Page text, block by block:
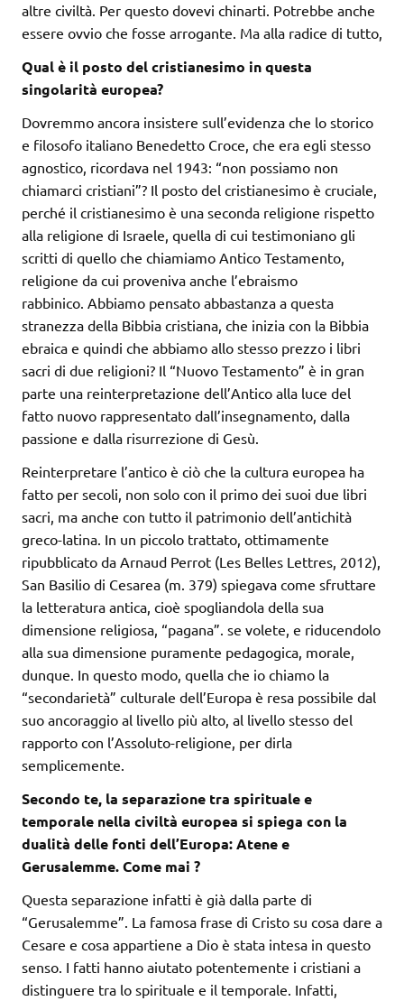
altre civiltà. Per questo dovevi chinarti. Potrebbe anche
essere ovvio che fosse arrogante. Ma alla radice di tutto,
Qual è il posto del cristianesimo in questa
singolarità europea?
Dovremmo ancora insistere sull’evidenza che lo storico
e filosofo italiano Benedetto Croce, che era egli stesso
agnostico, ricordava nel 1943: “non possiamo non
chiamarci cristiani”? Il posto del cristianesimo è cruciale,
perché il cristianesimo è una seconda religione rispetto
alla religione di Israele, quella di cui testimoniano gli
scritti di quello che chiamiamo Antico Testamento,
religione da cui proveniva anche l’ebraismo
rabbinico. Abbiamo pensato abbastanza a questa
stranezza della Bibbia cristiana, che inizia con la Bibbia
ebraica e quindi che abbiamo allo stesso prezzo i libri
sacri di due religioni? Il “Nuovo Testamento” è in gran
parte una reinterpretazione dell’Antico alla luce del
fatto nuovo rappresentato dall’insegnamento, dalla
passione e dalla risurrezione di Gesù.
Reinterpretare l’antico è ciò che la cultura europea ha
fatto per secoli, non solo con il primo dei suoi due libri
sacri, ma anche con tutto il patrimonio dell’antichità
greco-latina. In un piccolo trattato, ottimamente
ripubblicato da Arnaud Perrot (Les Belles Lettres, 2012),
San Basilio di Cesarea (m. 379) spiegava come sfruttare
la letteratura antica, cioè spogliandola della sua
dimensione religiosa, “pagana”. se volete, e riducendolo
alla sua dimensione puramente pedagogica, morale,
dunque. In questo modo, quella che io chiamo la
“secondarietà” culturale dell’Europa è resa possibile dal
suo ancoraggio al livello più alto, al livello stesso del
rapporto con l’Assoluto-religione, per dirla
semplicemente.
Secondo te, la separazione tra spirituale e
temporale nella civiltà europea si spiega con la
dualità delle fonti dell’Europa: Atene e
Gerusalemme. Come mai ?
Questa separazione infatti è già dalla parte di
“Gerusalemme”. La famosa frase di Cristo su cosa dare a
Cesare e cosa appartiene a Dio è stata intesa in questo
senso. I fatti hanno aiutato potentemente i cristiani a
distinguere tra lo spirituale e il temporale. Infatti,